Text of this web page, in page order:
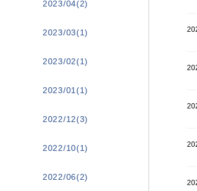
2023/04(2)
2023/03(1)
2023/02(1)
2023/01(1)
2022/12(3)
2022/10(1)
2022/06(2)